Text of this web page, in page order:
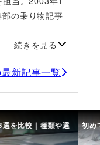
の乗り物記事
続きを見る
新記事一覧
を比較｜種類や選 初め